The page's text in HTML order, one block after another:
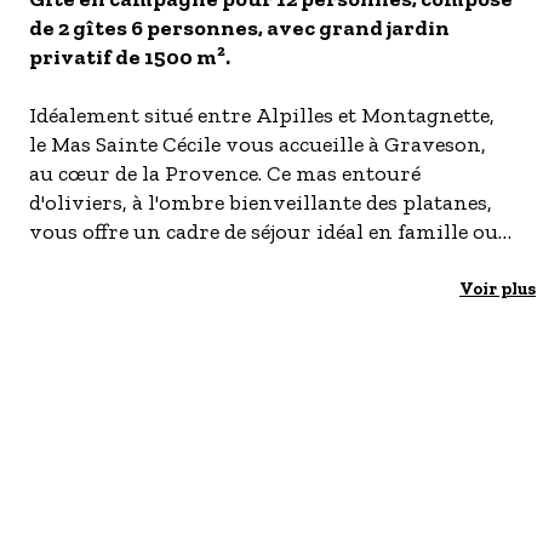
- Les établissements Accueil vélo
LES OFFRES MYPROVENCE
S'inscrire à nos newsletters
de 2 gîtes 6 personnes, avec grand jardin
privatif de 1500 m².
Idéalement situé entre Alpilles et Montagnette,
le Mas Sainte Cécile vous accueille à Graveson,
au cœur de la Provence. Ce mas entouré
d'oliviers, à l'ombre bienveillante des platanes,
vous offre un cadre de séjour idéal en famille ou
Voir plus